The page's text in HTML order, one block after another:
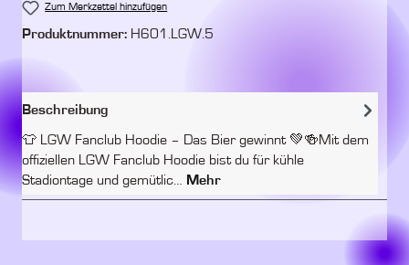
Zum Merkzettel hinzufügen
Produktnummer: H601.LGW.5
Beschreibung
👕 LGW Fanclub Hoodie – Das Bier gewinnt 💚🍻Mit dem
offiziellen LGW Fanclub Hoodie bist du für kühle
Stadiontage und gemütlic… Mehr